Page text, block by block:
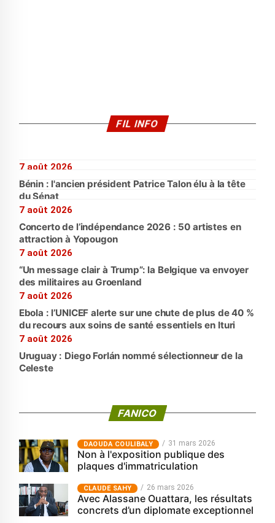
FIL INFO
7 août 2026
Bénin : l'ancien président Patrice Talon élu à la tête
du Sénat
7 août 2026
Concerto de l’indépendance 2026 : 50 artistes en
attraction à Yopougon
7 août 2026
“Un message clair à Trump”: la Belgique va envoyer
des militaires au Groenland
7 août 2026
Ebola : l’UNICEF alerte sur une chute de plus de 40 %
du recours aux soins de santé essentiels en Ituri
7 août 2026
Uruguay : Diego Forlán nommé sélectionneur de la
Celeste
FANICO
‎DAOUDA COULIBALY 31 mars 2026
Non à l'exposition publique des
plaques d'immatriculation
CLAUDE SAHY 26 mars 2026
Avec Alassane Ouattara, les résultats
concrets d’un diplomate exceptionnel